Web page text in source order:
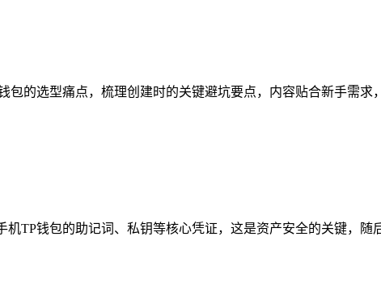
的选型痛点，梳理创建时的关键避坑要点，内容贴合新手需求
TP钱包的助记词、私钥等核心凭证，这是资产安全的关键，随